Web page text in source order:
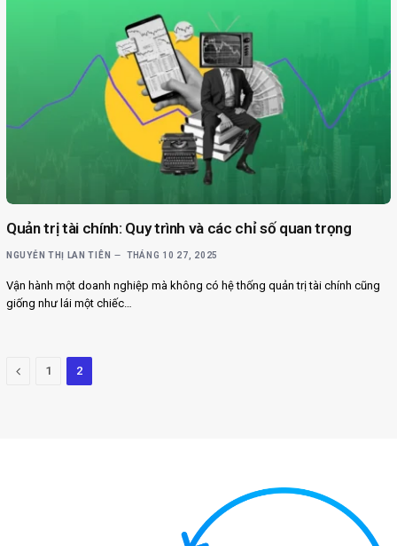
Quản trị tài chính: Quy trình và các chỉ số quan trọng
NGUYỄN THỊ LAN TIÊN THÁNG 10 27, 2025
Vận hành một doanh nghiệp mà không có hệ thống quản trị tài chính cũng
giống như lái một chiếc…
Previous
1 2